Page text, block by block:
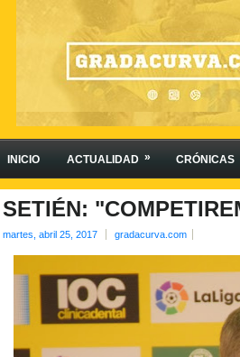
INICIO ACTUALIDAD » CRÓNICAS
SETIÉN:
martes, abril 25, 2017 gradacurva.com